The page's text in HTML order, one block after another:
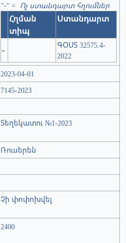
"-" = Ոչ ստանդարտ հղումներ
Հղման
տիպ
Ստանդարտ
-
ԳՕՍՏ 32575.4-
2022
2023-04-01
7145-2023
Տեղեկատու №1-2023
Ռուսերեն
Չի փոփոխվել
2400